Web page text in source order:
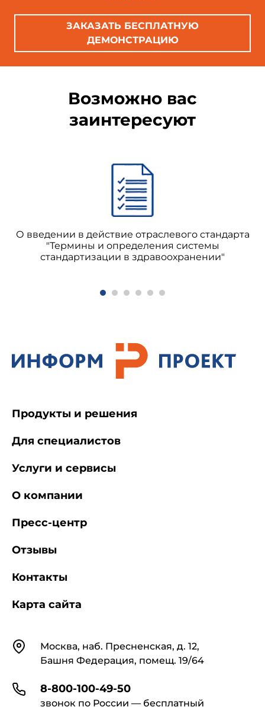
ЗАКАЗАТЬ БЕСПЛАТНУЮ
ДЕМОНСТРАЦИЮ
Возможно вас
заинтересуют
О введении в действие отраслевого стандарта
"Термины и определения системы
стандартизации в здравоохранении"
КонтактыМосква, наб. Пресненская, д. 12,
Башня Федерация, помещ. 19/64
8-800-100-49-50
звонок по России — бесплатный
Продукты и решения
Для специалистов
Услуги и сервисы
О компании
Пресс-центр
Отзывы
Контакты
Карта сайта